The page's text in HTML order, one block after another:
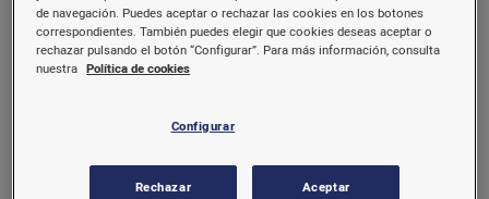
de navegación. Puedes aceptar o rechazar las cookies en los botones
correspondientes. También puedes elegir que cookies deseas aceptar o
rechazar pulsando el botón “Configurar”. Para más información, consulta
nuestra Política de cookies
Configurar
Rechazar Aceptar